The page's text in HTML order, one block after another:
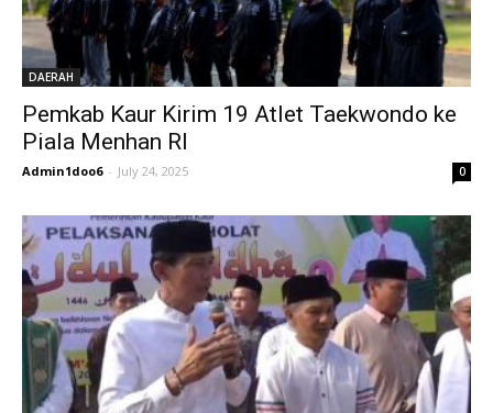
DAERAH
Pemkab Kaur Kirim 19 Atlet Taekwondo ke
Piala Menhan RI
Admin1doo6 - July 24, 2025 0